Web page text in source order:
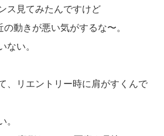
ス見てみたんですけど
動きが悪い気がするな〜。
ない。
、リエントリー時に肩がすくんで
。